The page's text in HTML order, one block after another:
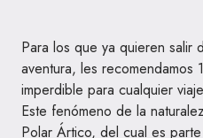
Para los que ya quieren salir
aventura, les recomendamos
imperdible para cualquier
Este fenómeno de la
Polar Ártico, del cual es